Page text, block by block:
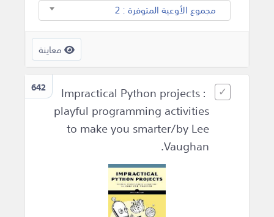
مجموع الأوعية المتوفرة : 2
معاينة
642
Impractical Python projects :
playful programming activities
to make you smarter/by Lee
Vaughan.